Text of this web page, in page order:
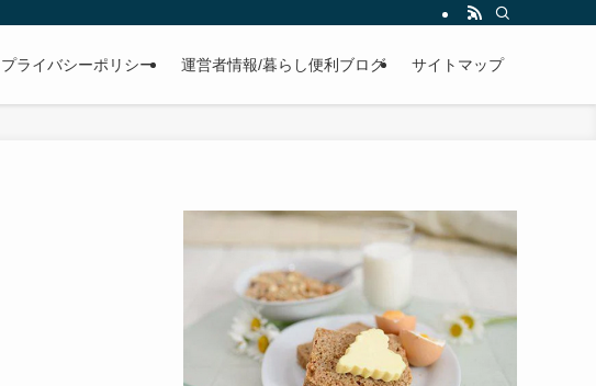
プライバシーポリシー 運営者情報/暮らし便利ブログ サイトマップ